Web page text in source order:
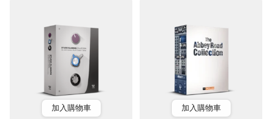
加入購物車 加入購物車